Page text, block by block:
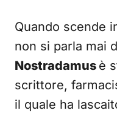
Quando scende
non si parla mai
Nostradamus è
scrittore,
il quale ha